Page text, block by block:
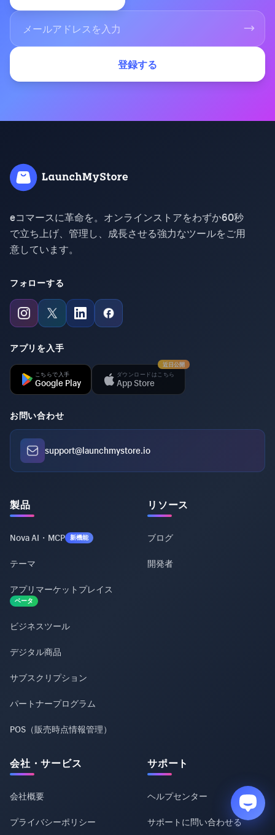
登録する
eコマースに革命を。オンラインストアをわずか60秒
で立ち上げ、管理し、成長させる強力なツールをご用
意しています。
フォローする
アプリを入手
こちらで入手
Google Play
ダウンロードはこちら
App Store
近日公開
お問い合わせ
support@launchmystore.io
製品
Nova AI・MCP 新機能
テーマ
アプリマーケットプレイス
ベータ
ビジネスツール
デジタル商品
サブスクリプション
パートナープログラム
POS（販売時点情報管理）
リソース
ブログ
開発者
会社・サービス
会社概要
プライバシーポリシー
サポート
ヘルプセンター
サポートに問い合わせる